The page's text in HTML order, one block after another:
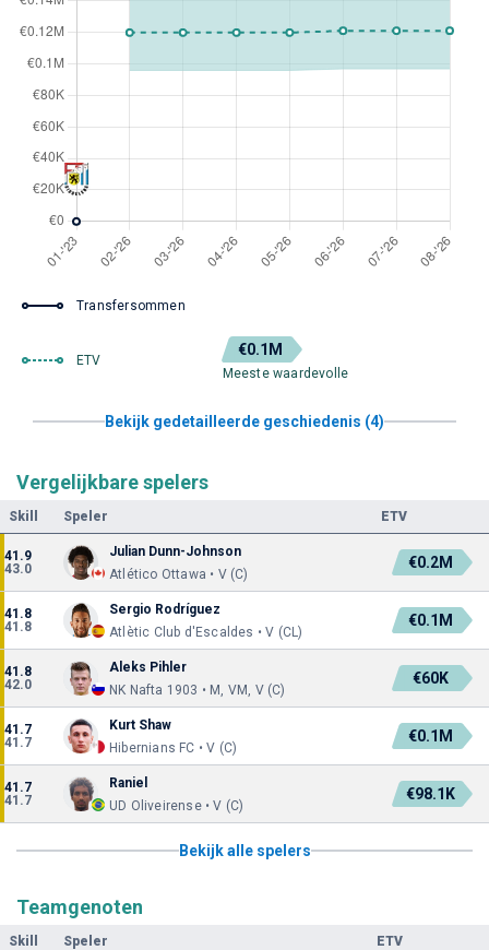
Transfersommen
ETV
€0.1M
Meeste waardevolle
Bekijk gedetailleerde geschiedenis (4)
Vergelijkbare spelers
Skill Speler ETV
41.9
43.0
Julian Dunn-Johnson
Atlético Ottawa • V (C)
€0.2M
41.8
41.8
Sergio Rodríguez
Atlètic Club d'Escaldes • V (CL)
€0.1M
41.8
42.0
Aleks Pihler
NK Nafta 1903 • M, VM, V (C)
€60K
41.7
41.7
Kurt Shaw
Hibernians FC • V (C)
€0.1M
41.7
41.7
Raniel
UD Oliveirense • V (C)
€98.1K
Bekijk alle spelers
Teamgenoten
Skill Speler ETV